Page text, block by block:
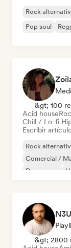
Rock
Pop soul
&gt; 100
Acid house
Chill / Lo-fi
Escribir
Rock
Comercial /
Dream pop
&gt; 2800